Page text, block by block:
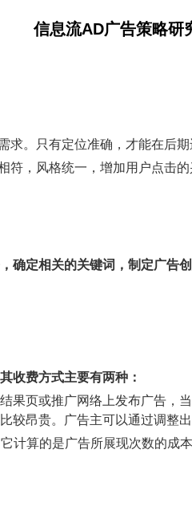
信息流AD广告策略研
。只有定位准确，才能在后期
，风格统一，增加用户点击的
定相关的关键词，制定广告
收费方式主要有两种：
页或推广网络上发布广告，
昂贵。广告主可以通过调整
计算的是广告所展现次数的成